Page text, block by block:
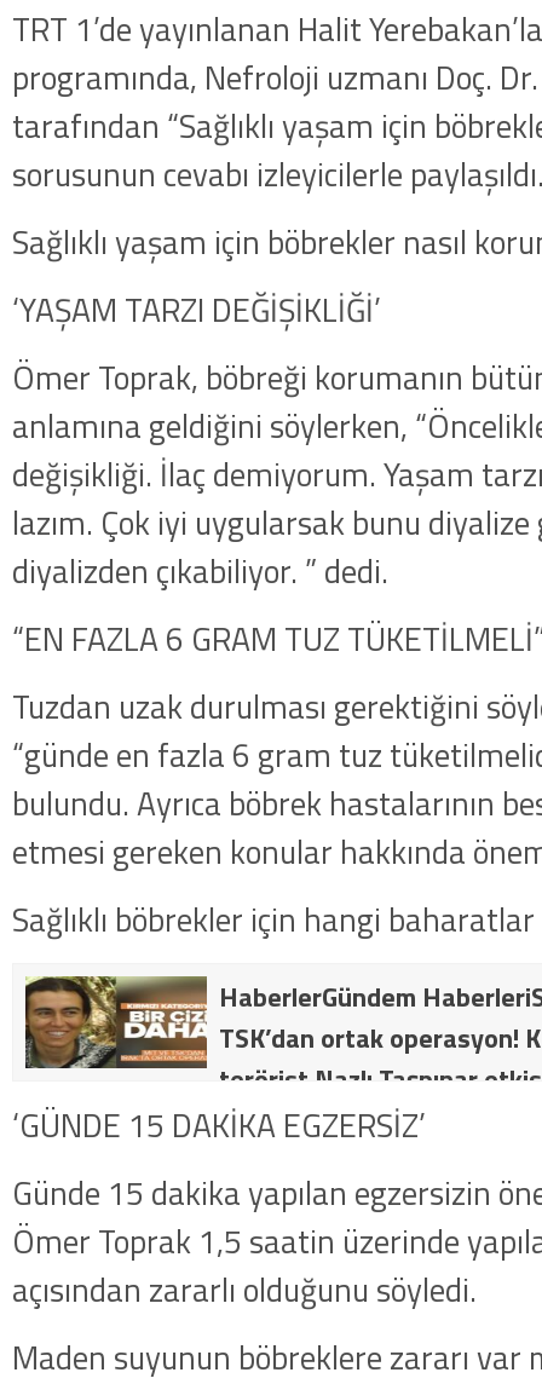
TRT 1’de yayınlanan Halit
programında, Nefroloji uzmanı Doç.
tarafından “Sağlıklı yaşam için
sorusunun cevabı izleyicilerle
Sağlıklı yaşam için böbrekler nasıl
‘YAŞAM TARZI DEĞİŞİKLİĞİ’
Ömer Toprak, böbreği korumanın
anlamına geldiğini söylerken,
değişikliği. İlaç demiyorum. Yaşam
lazım. Çok iyi uygularsak bunu
diyalizden çıkabiliyor. ” dedi.
“EN FAZLA 6 GRAM TUZ
Tuzdan uzak durulması gerektiğini
“günde en fazla 6 gram tuz
bulundu. Ayrıca böbrek hastalarının
etmesi gereken konular hakkında
Sağlıklı böbrekler için hangi baharatlar
HaberlerGündem
TSK’dan ortak operasyon!
terörist Nazlı Taşpınar
dakika: MİT ve TSK’dan
getirildi .
‘GÜNDE 15 DAKİKA EGZERSİZ’
Günde 15 dakika yapılan egzersizin
Ömer Toprak 1,5 saatin üzerinde
açısından zararlı olduğunu söyledi.
Maden suyunun böbreklere zararı var